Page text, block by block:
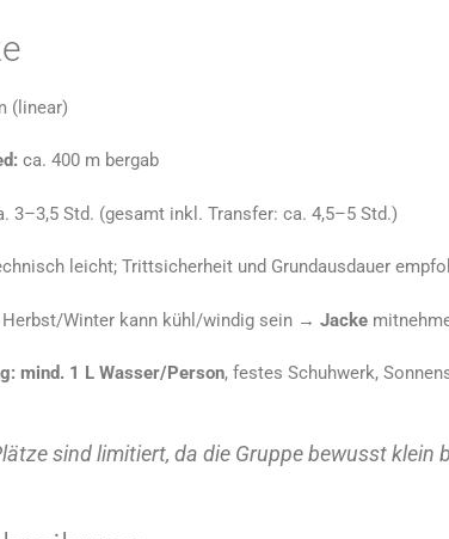
(linear)
ca. 400 m bergab
3–3,5 Std. (gesamt inkl. Transfer: ca. 4,5–5 Std.)
leicht; Trittsicherheit und Grundausdauer
Herbst/Winter kann kühl/windig sein → Jacke
mind. 1 L Wasser/Person, festes Schuhwerk,
sind limitiert, da die Gruppe bewusst klein